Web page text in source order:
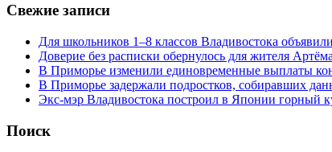
Свежие записи
Для школьников 1–8 классов Владивостока
Доверие без расписки обернулось для жителя
В Приморье изменили единовременные выплаты
В Приморье задержали подростков, собиравших
Экс-мэр Владивостока построил в Японии горный
Поиск